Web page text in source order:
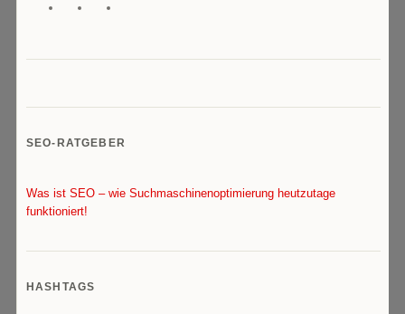
SEO-RATGEBER
Was ist SEO – wie Suchmaschinenoptimierung heutzutage
funktioniert!
HASHTAGS